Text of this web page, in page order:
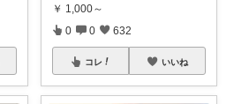
￥ 1,000～
0 0 632
コレ いいね